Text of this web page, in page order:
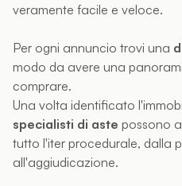
veramente facile e veloce.
Per ogni annuncio trovi una
modo da avere una
comprare.
Una volta identificato
specialisti di aste possono
tutto l'iter procedurale, dalla
all'aggiudicazione.